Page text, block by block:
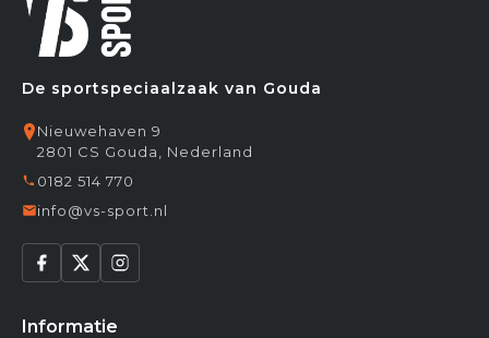
De sportspeciaalzaak van Gouda
Nieuwehaven 9
2801 CS Gouda, Nederland
0182 514 770
info@vs-sport.nl
Informatie